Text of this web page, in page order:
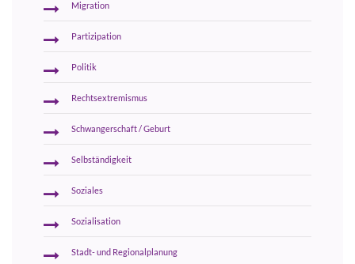
Migration
Partizipation
Politik
Rechtsextremismus
Schwangerschaft / Geburt
Selbständigkeit
Soziales
Sozialisation
Stadt- und Regionalplanung